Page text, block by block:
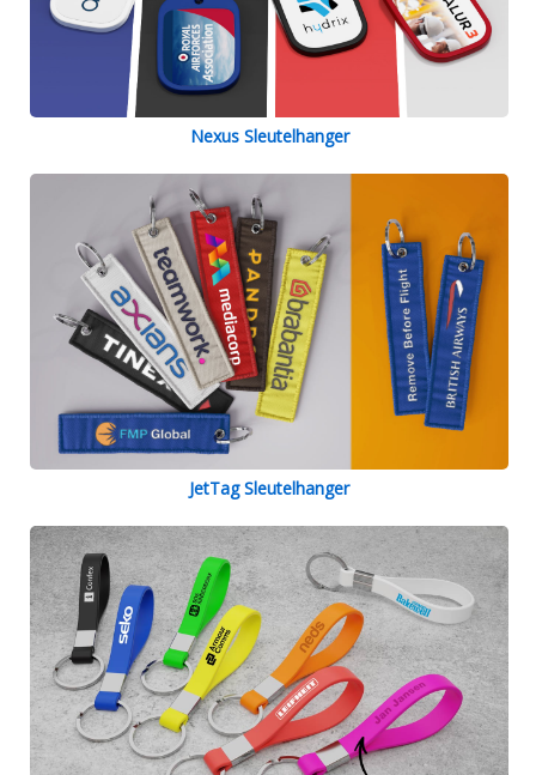
Nexus Sleutelhanger
JetTag Sleutelhanger